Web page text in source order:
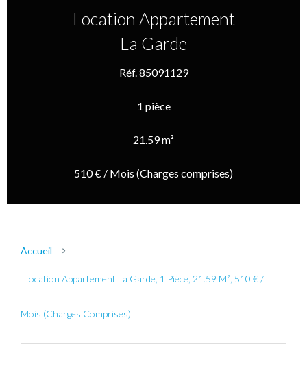
Location Appartement
La Garde
Réf. 85091129
1 pièce
21.59 m²
510 € / Mois (Charges comprises)
Accueil
Location Appartement La Garde, 1 Pièce, 21.59 M², 510 € /
Mois (Charges Comprises)